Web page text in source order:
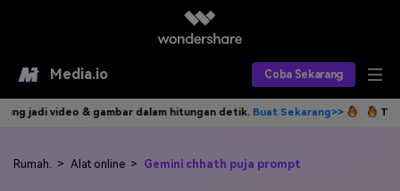
Media.io Coba Sekarang
Alat AI
AI Video
Produk AI
hitungan detik.Buat Sekarang>> Tulis idemu, AI langsung jadi
Rumah. > Alat online > Gemini chhath puja prompt